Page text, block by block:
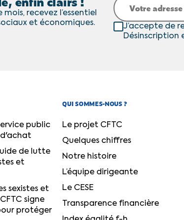
recevez l’essentiel
et économiques.
J’accepte de
Désinscription
public
de lutte
et
sexistes et
signe
protéger
QUI SOMMES-NOUS ?
Le projet CFTC
Quelques chiffres
Notre histoire
L’équipe dirigeante
Le CESE
Transparence financière